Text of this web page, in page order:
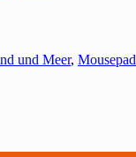
und Meer, Mousepad